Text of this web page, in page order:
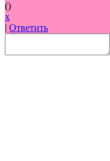
()
x
| Ответить